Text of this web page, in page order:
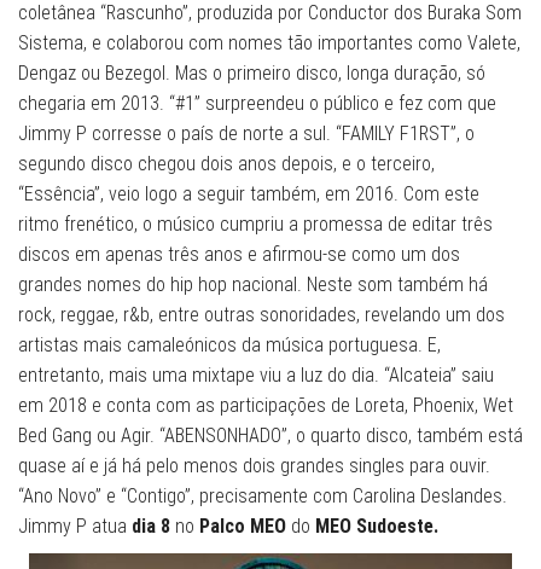
coletânea “Rascunho”, produzida por Conductor dos Buraka Som
Sistema, e colaborou com nomes tão importantes como Valete,
Dengaz ou Bezegol. Mas o primeiro disco, longa duração, só
chegaria em 2013. “#1” surpreendeu o público e fez com que
Jimmy P corresse o país de norte a sul. “FAMILY F1RST”, o
segundo disco chegou dois anos depois, e o terceiro,
“Essência”, veio logo a seguir também, em 2016. Com este
ritmo frenético, o músico cumpriu a promessa de editar três
discos em apenas três anos e afirmou-se como um dos
grandes nomes do hip hop nacional. Neste som também há
rock, reggae, r&b, entre outras sonoridades, revelando um dos
artistas mais camaleónicos da música portuguesa. E,
entretanto, mais uma mixtape viu a luz do dia. “Alcateia” saiu
em 2018 e conta com as participações de Loreta, Phoenix, Wet
Bed Gang ou Agir. “ABENSONHADO”, o quarto disco, também está
quase aí e já há pelo menos dois grandes singles para ouvir.
“Ano Novo” e “Contigo”, precisamente com Carolina Deslandes.
Jimmy P atua dia 8 no Palco MEO do MEO Sudoeste.